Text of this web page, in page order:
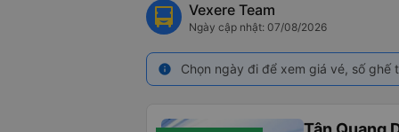
Vexere Team
Ngày cập nhật: 07/08/2026
info Chọn ngày đi để xem giá vé, số